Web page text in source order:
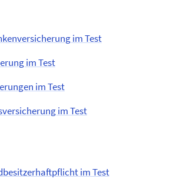
im Test
im Test
im Test
im Test
im Test